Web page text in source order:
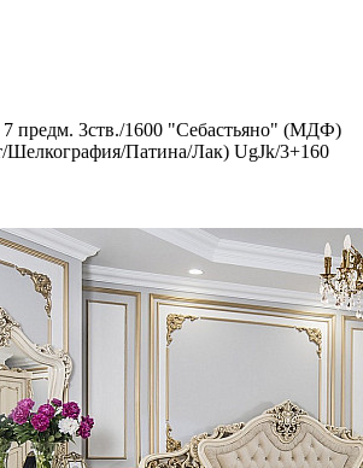
предм. 3ств./1600 "Себастьяно" (МДФ)
Шелкография/Патина/Лак) UgJk/3+160